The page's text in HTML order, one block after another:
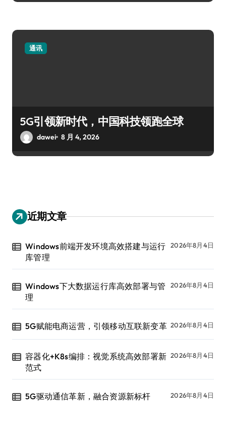
通讯
5G引领新时代，中国科技领跑全球
dawei 8 月 4, 2026
近期文章
Windows前端开发环境高效搭建与运行
库管理
2026年8月4日
Windows下大数据运行库高效部署与管
理
2026年8月4日
5G赋能电商运营，引领移动互联新变革 2026年8月4日
容器化+K8s编排：视觉系统高效部署新
范式
2026年8月4日
5G驱动通信革新，融合资源新标杆 2026年8月4日